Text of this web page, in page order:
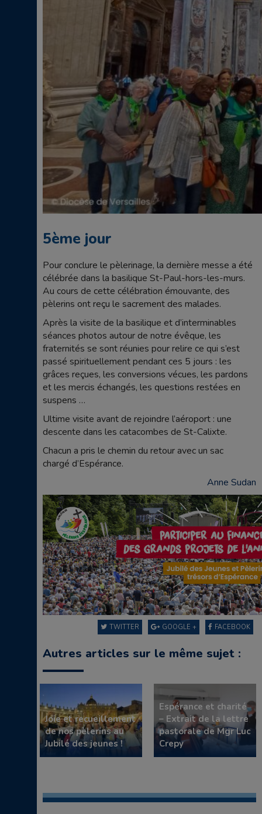
5ème jour
Pour conclure le pèlerinage, la dernière messe a été
célébrée dans la basilique St-Paul-hors-les-murs.
Au cours de cette célébration émouvante, des
pèlerins ont reçu le sacrement des malades.
Après la visite de la basilique et d’interminables
séances photos autour de notre évêque, les
fraternités se sont réunies pour relire ce qui s’est
passé spirituellement pendant ces 5 jours : les
grâces reçues, les conversions vécues, les pardons
et les mercis échangés, les questions restées en
suspens …
Ultime visite avant de rejoindre l’aéroport : une
descente dans les catacombes de St-Calixte.
Chacun a pris le chemin du retour avec un sac
chargé d’Espérance.
Anne Sudan
FACEBOOK
GOOGLE +
TWITTER
Autres articles sur le même sujet :
Joie et recueillement
de nos pèlerins au
Jubilé des jeunes !
Espérance et charité
– Extrait de la lettre
pastorale de Mgr Luc
Crepy